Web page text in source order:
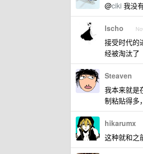
@ciki 我没
lscho
接受时代的
经被淘汰了
Steaven
我本来就是
制粘贴得多
hikarumx
这种就和之